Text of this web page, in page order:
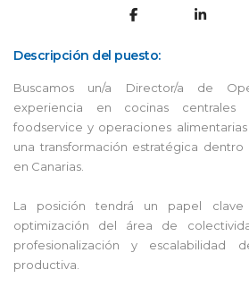
Descripción del puesto:
Buscamos un/a Director/a de
experiencia en cocinas centrales
foodservice y operaciones
una transformación estratégica
en Canarias.
La posición tendrá un papel
optimización del área de
profesionalización y escalabilidad
productiva.